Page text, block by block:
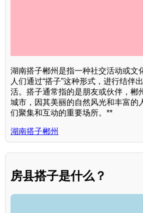
湖南搭子郴州是指一种社交活动或文
人们通过“搭子”这种形式，进行结伴
活。搭子通常指的是朋友或伙伴，郴
城市，因其美丽的自然风光和丰富的
们聚集和互动的重要场所。**
湖南搭子郴州
房县搭子是什么？